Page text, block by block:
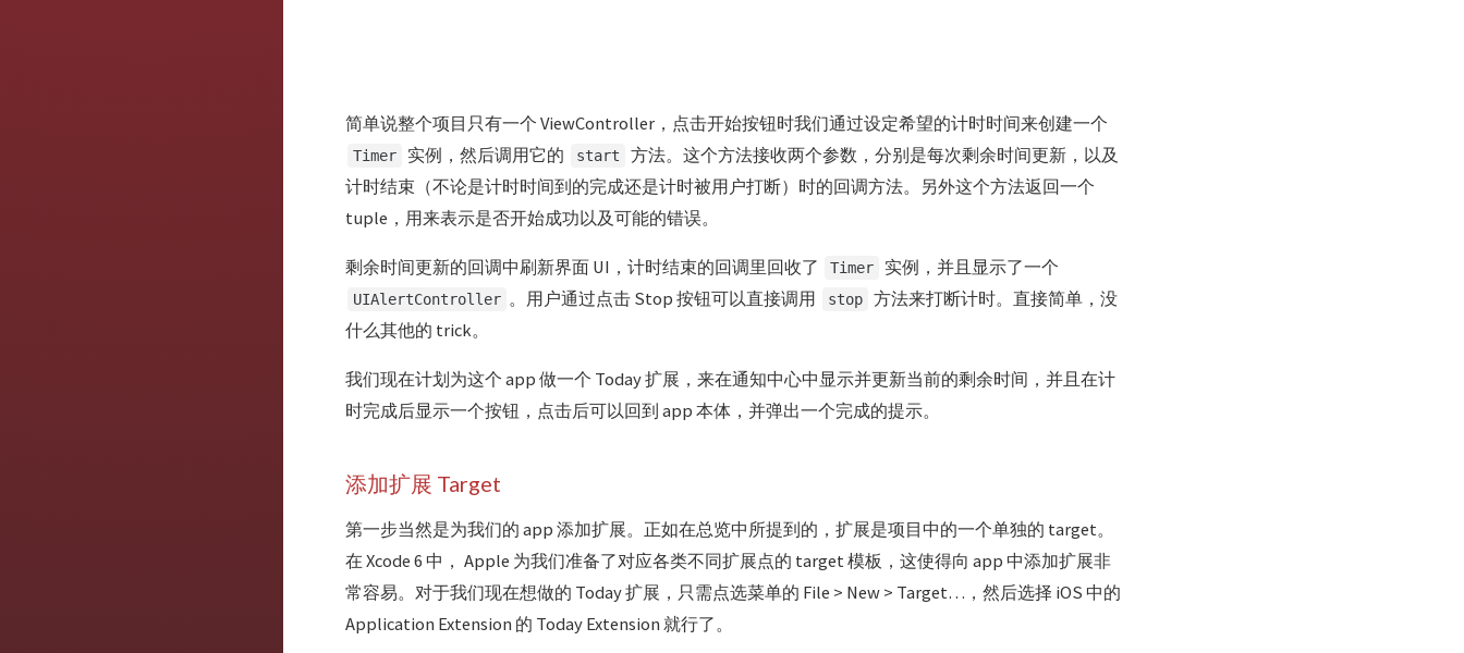
简单说整个项目只有一个 ViewController，点击开始按钮时我们通过设定希望的计时时间来创建一个
Timer 实例，然后调用它的 start
方法。这个方法接收两个参数，分别是每次剩余时间更新，以及
计时结束（不论是计时时间到的完成还是计时被用户打断）时的回调方法。另外这个方法返回一个
tuple，用来表示是否开始成功以及可能的错误。
剩余时间更新的回调中刷新界面 UI，计时结束的回调里回收了 Timer 实例，并且显示了一个
UIAlertController 。用户通过点击 Stop 按钮可以直接调用 stop
方法来打断计时。直接简单，没
什么其他的 trick。
我们现在计划为这个 app 做一个 Today 扩展，来在通知中心中显示并更新当前的剩余时间，并且在计
时完成后显示一个按钮，点击后可以回到 app 本体，并弹出一个完成的提示。
添加扩展 Target
第一步当然是为我们的 app 添加扩展。正如在总览中所提到的，扩展是项目中的一个单独的 target。
在 Xcode 6 中， Apple 为我们准备了对应各类不同扩展点的 target 模板，这使得向 app 中添加扩展非
常容易。对于我们现在想做的 Today 扩展，只需点选菜单的 File > New > Target…，然后选择 iOS 中的
Application Extension 的 Today Extension 就行了。